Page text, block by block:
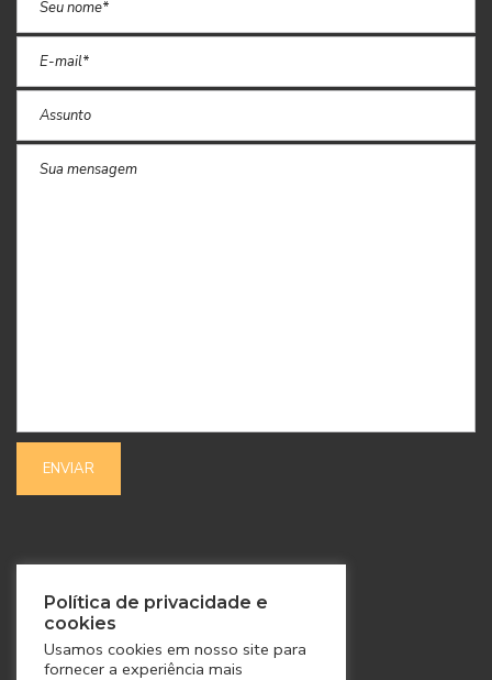
SIGA-NOS
Política de privacidade e
cookies
Usamos cookies em nosso site para
fornecer a experiência mais